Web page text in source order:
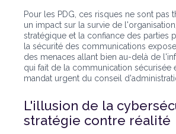
Pour les PDG, ces risques ne sont pas
un impact sur la survie de
stratégique et la confiance des parties
la sécurité des communications
des menaces allant bien au-delà de
qui fait de la communication sécurisée
mandat urgent du conseil
L'illusion de la
stratégie contre réalité